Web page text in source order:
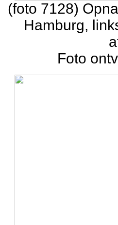
(foto 7128)
Hamburg,
Foto